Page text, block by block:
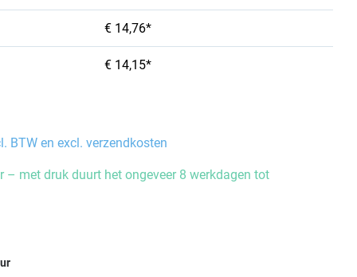
€ 14,76*
€ 14,15*
BTW en excl. verzendkosten
– met druk duurt het ongeveer 8 werkdagen tot